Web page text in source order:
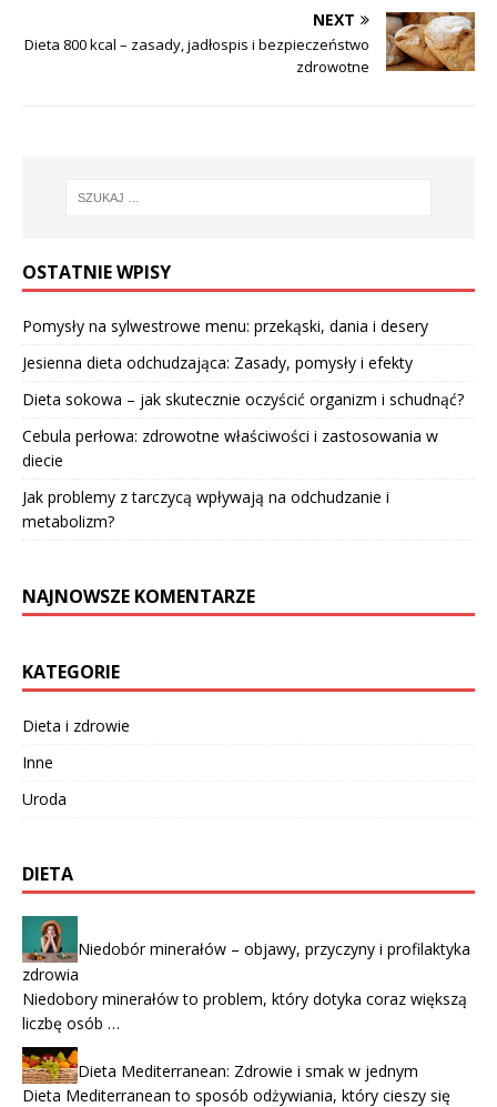
NEXT
Dieta 800 kcal – zasady, jadłospis i bezpieczeństwo
zdrowotne
OSTATNIE WPISY
Pomysły na sylwestrowe menu: przekąski, dania i desery
Jesienna dieta odchudzająca: Zasady, pomysły i efekty
Dieta sokowa – jak skutecznie oczyścić organizm i schudnąć?
Cebula perłowa: zdrowotne właściwości i zastosowania w
diecie
Jak problemy z tarczycą wpływają na odchudzanie i
metabolizm?
NAJNOWSZE KOMENTARZE
KATEGORIE
Dieta i zdrowie
Inne
Uroda
DIETA
Niedobór minerałów – objawy, przyczyny i profilaktyka
zdrowia
Niedobory minerałów to problem, który dotyka coraz większą
liczbę osób …
Dieta Mediterranean: Zdrowie i smak w jednym
Dieta Mediterranean to sposób odżywiania, który cieszy się